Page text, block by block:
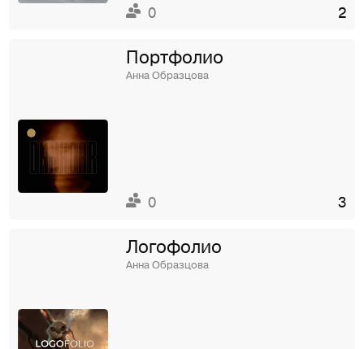
0 2
Портфолио
Анна Образцова
0 3
Логофолио
Анна Образцова